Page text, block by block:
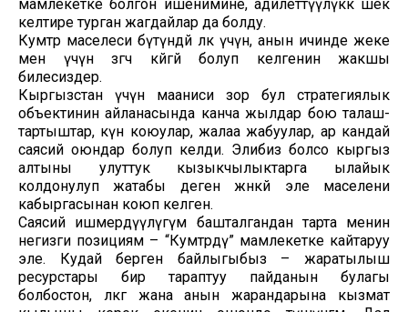
мамлекетке болгон ишенимине, адилеттүүлүккө шек
келтире турган жагдайлар да болду.
Кумтөр маселеси бүтүндөй өлкө үчүн, анын ичинде жеке
мен үчүн өзгөчө көйгөй болуп келгенин жакшы
билесиздер.
Кыргызстан үчүн мааниси зор бул стратегиялык
объектинин айланасында канча жылдар бою талаш-
тартыштар, күнөө коюулар, жалаа жабуулар, ар кандай
саясий оюндар болуп келди. Элибиз болсо кыргыз
алтыны улуттук кызыкчылыктарга ылайык
колдонулуп жатабы деген жөнөкөй эле маселени
кабыргасынан коюп келген.
Саясий ишмердүүлүгүм башталгандан тарта менин
негизги позициям – “Кумтөрдү” мамлекетке кайтаруу
эле. Кудай берген байлыгыбыз – жаратылыш
ресурстары бир тараптуу пайданын булагы
болбостон, өлкөгө жана анын жарандарына кызмат